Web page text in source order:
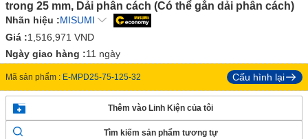
trong 25 mm, Dải phân cách (Có thể gắn dải phân cách)
Nhãn hiệu :MISUMI
Giá :1,516,971 VND
Ngày giao hàng :11 ngày
Mã sản phẩm : E-MPD25-75-125-32 Cấu hình lại
Thêm vào Linh Kiện của tôi
Tìm kiếm sản phẩm tương tự